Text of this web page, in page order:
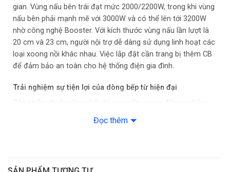
Tiện ích: Công nghệ Inverter tiết kiệm điện
– Chức năng rã đông
– Chức năng Booster làm nóng nhanh
– Bảng điều khiển cảm ứng trượt
gian. Vùng nấu bên trái đạt mức 2000/2200W, trong khi vùng
nấu bên phải mạnh mẽ với 3000W và có thể lên tới 3200W
nhờ công nghệ Booster. Với kích thước vùng nấu lần lượt là
20 cm và 23 cm, người nội trợ dễ dàng sử dụng linh hoạt các
loại xoong nồi khác nhau. Việc lắp đặt cần trang bị thêm CB
để đảm bảo an toàn cho hệ thống điện gia đình.
Trải nghiệm sự tiện lợi của dòng bếp từ hiện đại
Sản phẩm thuộc dòng bếp từ cao cấp, mang đến ưu điểm
cho người dùng. Khác với bếp hồng ngoại, bếp từ chỉ tập
Đọc thêm